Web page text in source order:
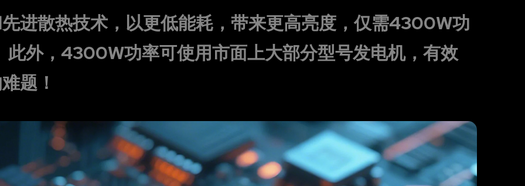
进散热技术，以更低能耗，带来更高亮度，仅需4300W功
外，4300W功率可使用市面上大部分型号发电机，有效
题！